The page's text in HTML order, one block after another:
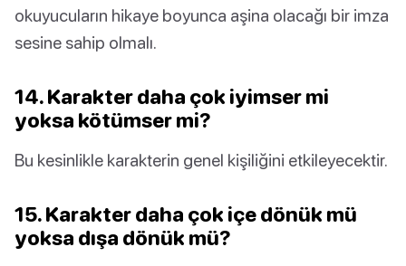
okuyucuların hikaye boyunca aşina olacağı bir imza
sesine sahip olmalı.
14. Karakter daha çok iyimser mi
yoksa kötümser mi?
Bu kesinlikle karakterin genel kişiliğini etkileyecektir.
15. Karakter daha çok içe dönük mü
yoksa dışa dönük mü?